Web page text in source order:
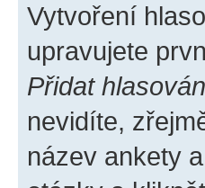
Vytvoření
upravujete
Přidat
nevidíte,
název ankety